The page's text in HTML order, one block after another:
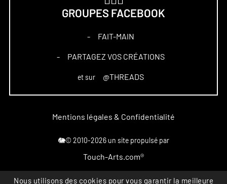
GROUPES FACEBOOK
– FAIT-MAIN
– PARTAGEZ VOS CRÉATIONS
et sur @THREADS
Mentions légales & Confidentialité
🐘© 2010-2026 un site propulsé par
Touch-Arts.com®
Marque déposée
Nous utilisons des cookies pour vous garantir la meilleure